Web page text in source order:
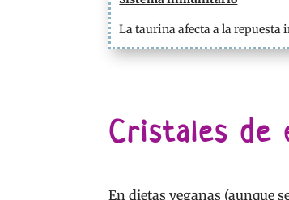
La taurina afecta a la repuesta
Cristales de
En dietas veganas (aunque